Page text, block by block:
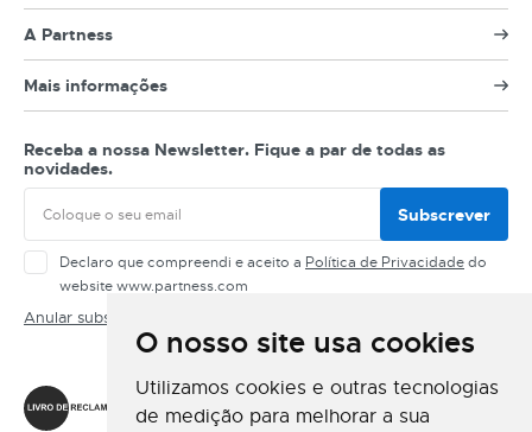
O nosso site usa cookies
Utilizamos cookies e outras tecnologias
de medição para melhorar a sua
A Partness
Mais informações
Receba a nossa Newsletter. Fique a par de todas as
novidades.
Subscrever
Declaro que compreendi e aceito a Política de Privacidadedo
website www.partness.com
Anular subscrição